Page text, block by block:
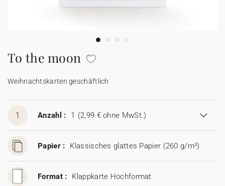
Aufkleber
To the moon
Weihnachtskarten geschäftlich
1 Anzahl : 1 (2,99 € ohne MwSt.)
Papier : Klassisches glattes Papier (260 g/m²)
Format : Klappkarte Hochformat